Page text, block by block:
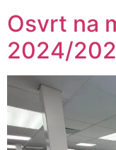
Osvrt na
2024/